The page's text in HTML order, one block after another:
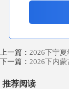
上一篇： 2026下宁
下一篇： 2026下内
推荐阅读